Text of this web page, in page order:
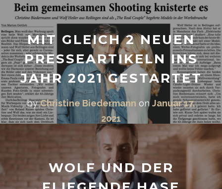
MIT GLEICH 2 NEUEN
PRESSEARTIKELN INS
JAHR 2021 GESTARTET
byChristine Biedermann onJanuar 17,
2021
WOLF UND DER